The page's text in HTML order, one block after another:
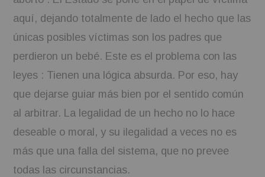
aquí, dejando totalmente de lado el hecho que las
únicas posibles víctimas son los padres que
perdieron un bebé. Este es el problema con las
leyes : Tienen una lógica absurda. Por eso, hay
que dejarse guiar más bien por el sentido común
al arbitrar. La legalidad de un hecho no lo hace
deseable o moral, y su ilegalidad a veces no es
más que una falla del sistema, que no prevee
todas las circunstancias.